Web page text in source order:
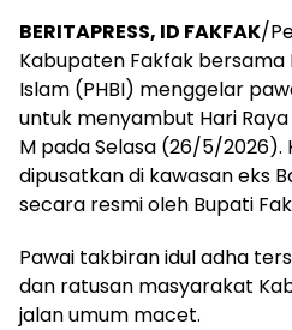
BERITAPRESS, ID FAKFAK/
Kabupaten Fakfak bersama
Islam (PHBI) menggelar
untuk menyambut Hari
M pada Selasa (26/5/2026).
dipusatkan di kawasan eks
secara resmi oleh Bupati
Pawai takbiran idul adha
dan ratusan masyarakat
jalan umum macet.